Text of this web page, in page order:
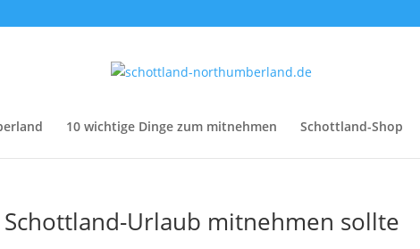
10 wichtige Dinge zum mitnehmen Schottland-Shop
Urlaub mitnehmen sollte